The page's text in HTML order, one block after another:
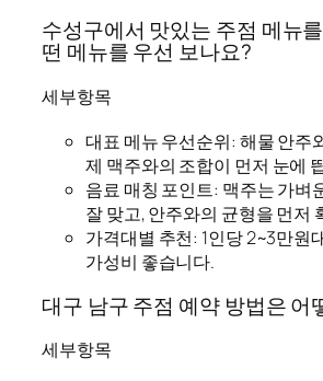
수성구에서 맛있는 주점 메뉴
떤 메뉴를 우선 보나요?
세부항목
대표 메뉴 우선순위: 해물 안주
제 맥주와의 조합이 먼저 눈에
음료 매칭 포인트: 맥주는 가벼
잘 맞고, 안주와의 균형을 먼저
가격대별 추천: 1인당 2~3만원
가성비 좋습니다.
대구 남구 주점 예약 방법은 어
세부항목